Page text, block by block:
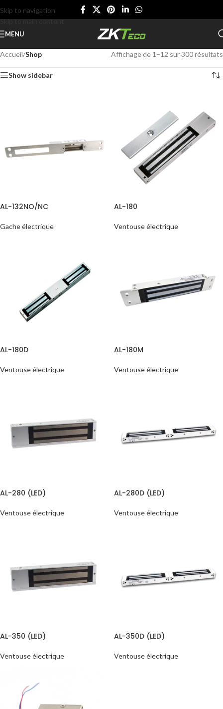
Skip to navigation
Skip to main content
MENU
Accueil/Shop Affichage de 1–12 sur 300 résultats
Show sidebar
AL-132NO/NC
Gache électrique
AL-180
Ventouse électrique
AL-180D
Ventouse électrique
AL-180M
Ventouse électrique
AL-280 (LED)
Ventouse électrique
AL-280D (LED)
Ventouse électrique
AL-350 (LED)
Ventouse électrique
AL-350D (LED)
Ventouse électrique